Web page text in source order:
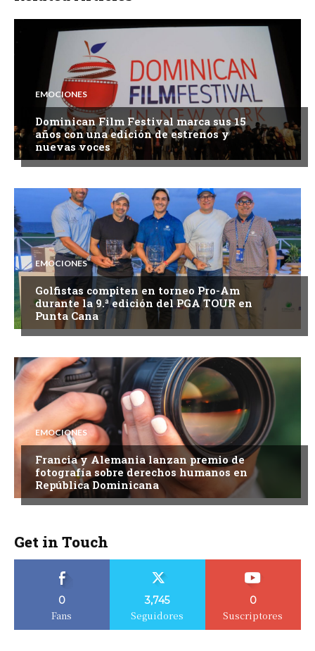
EMOCIONES
Dominican Film Festival marca sus 15
años con una edición de estrenos y
nuevas voces
EMOCIONES
Golfistas compiten en torneo Pro-Am
durante la 9.ª edición del PGA TOUR en
Punta Cana
EMOCIONES
Francia y Alemania lanzan premio de
fotografía sobre derechos humanos en
República Dominicana
Get in Touch
0
Fans
3,745
Seguidores
0
Suscriptores